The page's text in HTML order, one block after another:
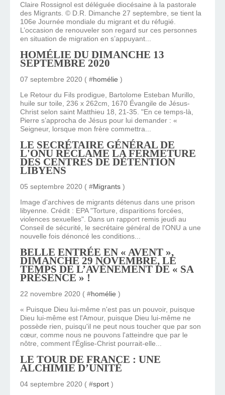
Claire Rossignol est déléguée diocésaine à la pastorale
des Migrants. © D.R. Dimanche 27 septembre, se tient la
106e Journée mondiale du migrant et du réfugié.
L’occasion de renouveler son regard sur ces personnes
en situation de migration en s’appuyant...
HOMÉLIE DU DIMANCHE 13
SEPTEMBRE 2020
07 septembre 2020 ( #homélie )
Le Retour du Fils prodigue, Bartolome Esteban Murillo,
huile sur toile, 236 x 262cm, 1670 Évangile de Jésus-
Christ selon saint Matthieu 18, 21-35. "En ce temps-là,
Pierre s’approcha de Jésus pour lui demander : «
Seigneur, lorsque mon frère commettra...
LE SECRÉTAIRE GÉNÉRAL DE
L'ONU RÉCLAME LA FERMETURE
DES CENTRES DE DÉTENTION
LIBYENS
05 septembre 2020 ( #Migrants )
Image d'archives de migrants détenus dans une prison
libyenne. Crédit : EPA "Torture, disparitions forcées,
violences sexuelles". Dans un rapport remis jeudi au
Conseil de sécurité, le secrétaire général de l'ONU a une
nouvelle fois dénoncé les conditions...
BELLE ENTRÉE EN « AVENT »,
DIMANCHE 29 NOVEMBRE, LE
TEMPS DE L’AVÈNEMENT DE « SA
PRÉSENCE » !
22 novembre 2020 ( #homélie )
« Puisque Dieu lui-même n'est pas un pouvoir, puisque
Dieu lui-même est l'Amour, puisque Dieu lui-même ne
possède rien, puisqu'il ne peut nous toucher que par son
cœur, comme nous ne pouvons l'atteindre que par le
nôtre, comment l'Église-Christ pourrait-elle...
LE TOUR DE FRANCE : UNE
ALCHIMIE D’UNITÉ
04 septembre 2020 ( #sport )